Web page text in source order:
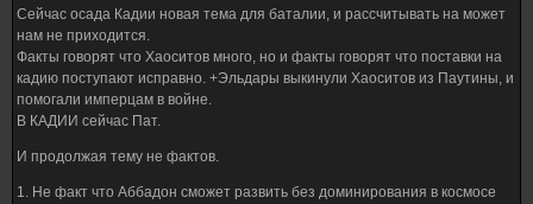
Сейчас осада Кадии новая тема для баталии, и рассчитывать на может
нам не приходится.
Факты говорят что Хаоситов много, но и факты говорят что поставки на
кадию поступают исправно. +Эльдары выкинули Хаоситов из Паутины, и
помогали имперцам в войне.
В КАДИИ сейчас Пат.
И продолжая тему не фактов.
1. Не факт что Аббадон сможет развить без доминирования в космосе